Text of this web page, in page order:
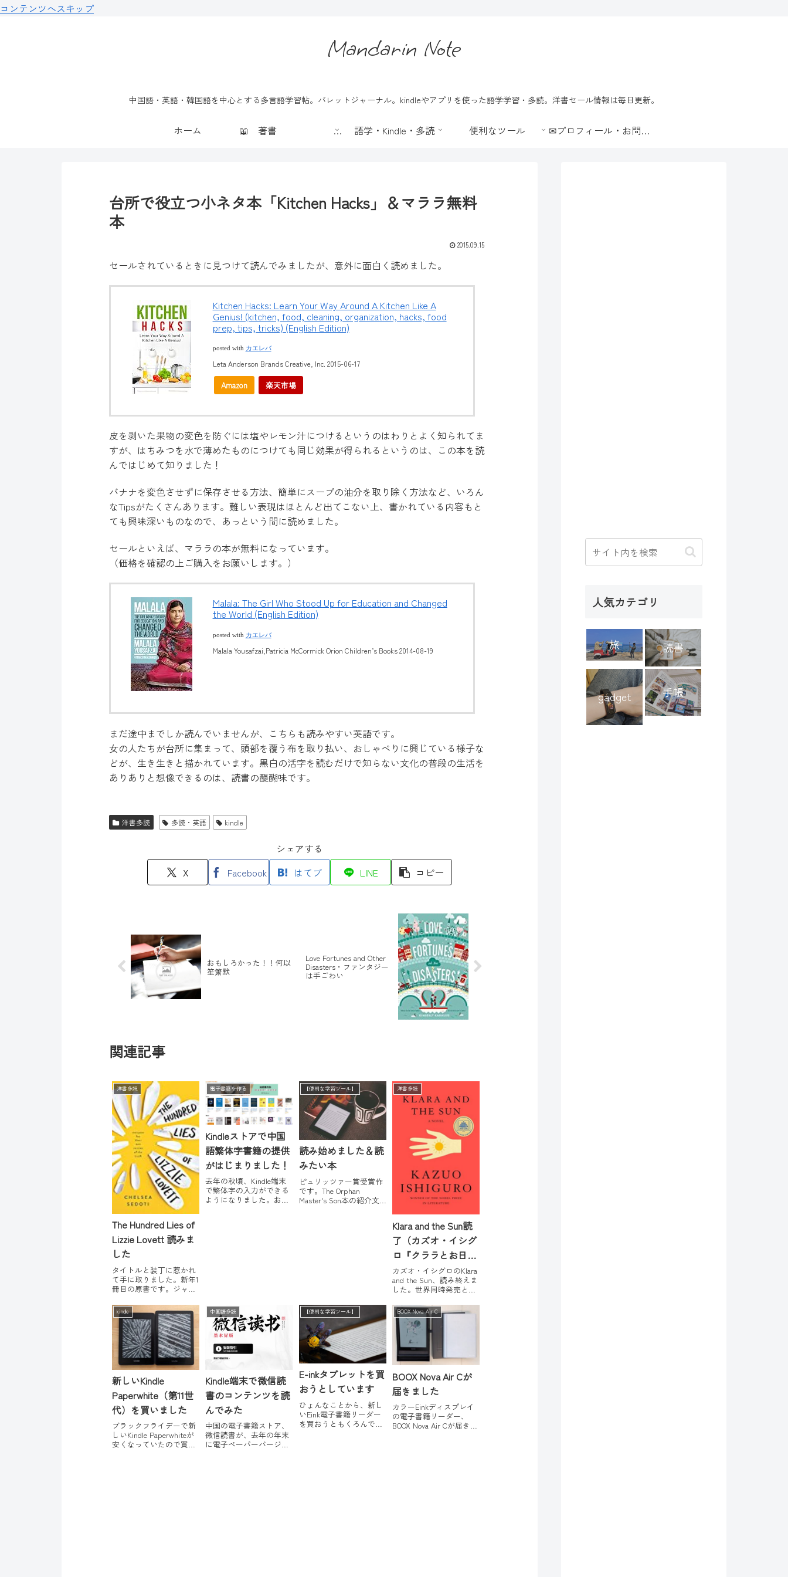
コンテンツへスキップ
Mandarin Note
中国語・英語・韓国語を中心とする多言語学習帖。バレットジャーナル。kindleやアプリを使った語学学習・多読。洋書セール情報は毎日更新。
ホーム 📖 著書 語学・Kindle・多読 便利なツール ✉プロフィール・お問合せ
台所で役立つ小ネタ本「Kitchen Hacks」＆マララ無料
本
2015.09.15
セールされているときに見つけて読んでみましたが、意外に面白く読めました。
Kitchen Hacks: Learn Your Way Around A Kitchen Like A
Genius! (kitchen, food, cleaning, organization, hacks, food
prep, tips, tricks) (English Edition)
posted with カエレバ
Leta Anderson Brands Creative, Inc. 2015-06-17
Amazon 楽天市場
皮を剥いた果物の変色を防ぐには塩やレモン汁につけるというのはわりとよく知られてま
すが、はちみつを水で薄めたものにつけても同じ効果が得られるというのは、この本を読
んではじめて知りました！
バナナを変色させずに保存させる方法、簡単にスープの油分を取り除く方法など、いろん
なTipsがたくさんあります。難しい表現はほとんど出てこない上、書かれている内容もと
ても興味深いものなので、あっという間に読めました。
セールといえば、マララの本が無料になっています。
（価格を確認の上ご購入をお願いします。）
Malala: The Girl Who Stood Up for Education and Changed
the World (English Edition)
posted with カエレバ
Malala Yousafzai,Patricia McCormick Orion Children’s Books 2014-08-19
まだ途中までしか読んでいませんが、こちらも読みやすい英語です。
女の人たちが台所に集まって、頭部を覆う布を取り払い、おしゃべりに興じている様子な
どが、生き生きと描かれています。黒白の活字を読むだけで知らない文化の普段の生活を
ありありと想像できるのは、読書の醍醐味です。
洋書多読 多読・英語 kindle
シェアする
X
Facebook はてブ LINE コピー
おもしろかった！！何以
笙箫默
Love Fortunes and Other
Disasters・ファンタジー
は手ごわい
関連記事
洋書多読
The Hundred Lies of
Lizzie Lovett 読みま
した
タイトルと装丁に惹かれ
て手に取りました。新年1
冊目の原書です。ジャン
かな。The Hundred Lies
of Lizzie Lovettposted
with カエレバChelsea
Sedoti Sourceb...
電子書籍を作る
Kindleストアで中国
語繁体字書籍の提供
がはじまりました！
去年の秋頃、Kindle端末
で繁体字の入力ができる
ようになりました。お、
【便利な学習ツール】
読み始めました＆読
みたい本
ピュリッツァー賞受賞作
です。The Orphan
Master's Son本の紹介文
洋書多読
Klara and the Sun読
了（カズオ・イシグ
ロ『クララとお日さ
ま』原書）
カズオ・イシグロのKlara
and the Sun、読み終えま
した。世界同時発売とい
でに出ています。中国語
訳も韓国語訳も出てた。
すごいな。Amazonの日本
語版ページはかなりネタ
バレレビューが集まって
いるのでご注意く...
kindle
新しいKindle
Paperwhite（第11世
代）を買いました
ブラックフライデーで新
しいKindle Paperwhiteが
安くなっていたので買い
中国語多読
Kindle端末で微信読
書のコンテンツを読
んでみた
中国の電子書籍ストア、
微信読書が、去年の年末
に電子ペーパーバージョ
【便利な学習ツール】
E-inkタブレットを買
おうとしています
ひょんなことから、新し
いEink電子書籍リーダー
を買おうともくろんでい
BOOX Nova Air C
BOOX Nova Air Cが
届きました
カラーEinkディスプレイ
の電子書籍リーダー、
BOOX Nova Air Cが届きま
人気カテゴリ
旅 読書
gadget 手帳